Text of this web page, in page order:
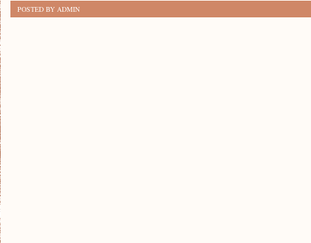
ZOSTAŁA WYŁĄCZONA
POSTED BY ADMIN